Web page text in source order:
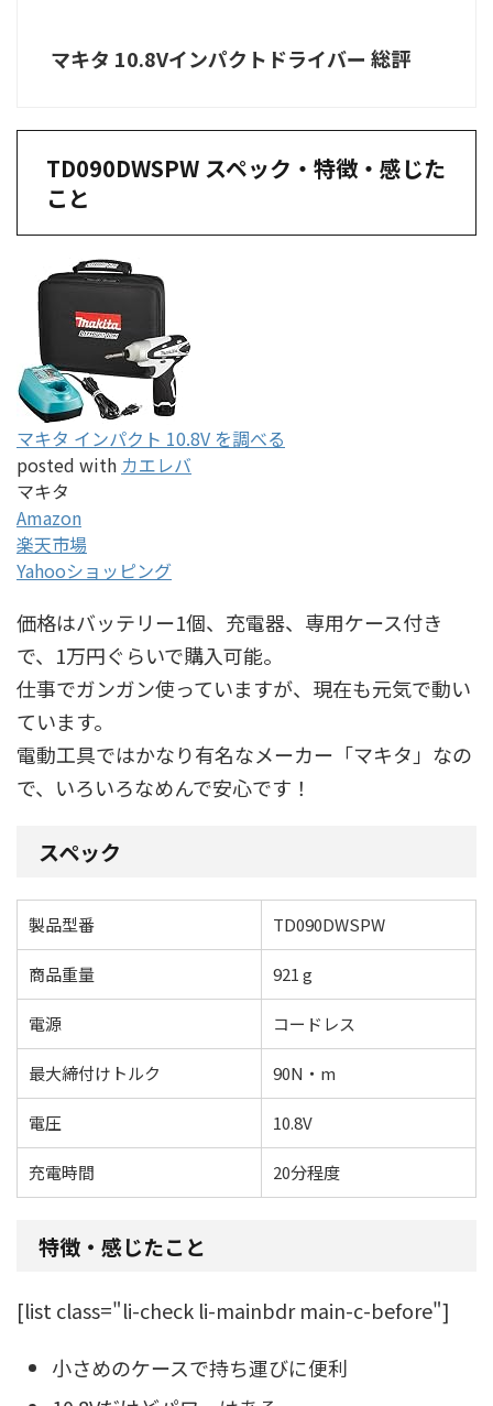
マキタ 10.8Vインパクトドライバー 総評
TD090DWSPW スペック・特徴・感じた
こと
マキタ インパクト 10.8V を調べる
posted with カエレバ
マキタ
Amazon
楽天市場
Yahooショッピング
価格はバッテリー1個、充電器、専用ケース付き
で、1万円ぐらいで購入可能。
仕事でガンガン使っていますが、現在も元気で動い
ています。
電動工具ではかなり有名なメーカー「マキタ」なの
で、いろいろなめんで安心です！
スペック
製品型番 TD090DWSPW
商品重量 921 g
電源 コードレス
最大締付けトルク 90N・m
電圧 10.8V
充電時間 20分程度
特徴・感じたこと
[list class="li-check li-mainbdr main-c-before"]
小さめのケースで持ち運びに便利